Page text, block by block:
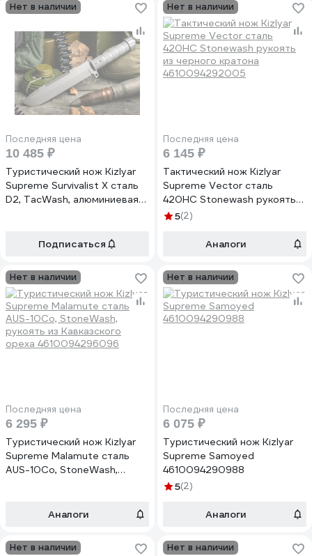
Нет в наличии
Последняя цена
10 485 ₽
Туристический нож Kizlyar
Supreme Survivalist X сталь
D2, TacWash, алюминиевая
Подписаться
Нет в наличии
Последняя цена
6 145 ₽
Тактический нож Kizlyar
Supreme Vector сталь
420HC Stonewash рукоять
из черного кратона
5(2)
Аналоги
Нет в наличии
Последняя цена
6 295 ₽
Туристический нож Kizlyar
Supreme Malamute сталь
AUS-10Co, StoneWash,
Аналоги
Нет в наличии
Последняя цена
6 075 ₽
Туристический нож Kizlyar
Supreme Samoyed
4610094290988
5(2)
Аналоги
Нет в наличии Нет в наличии